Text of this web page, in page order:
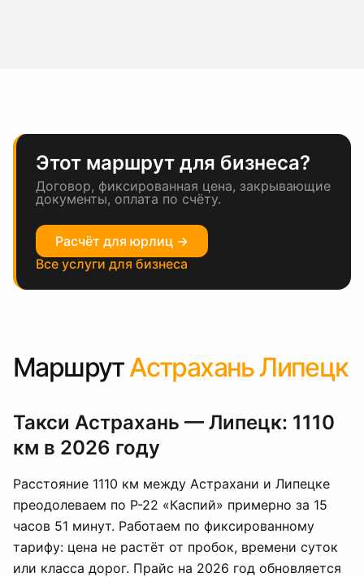
Этот маршрут для бизнеса?
Договор, фиксированная цена, закрывающие
документы, оплата по счёту.
Расчёт для юрлиц →
Все услуги для бизнеса
МаршрутАстрахань Липецк
Такси Астрахань — Липецк: 1110
км в 2026 году
Расстояние 1110 км между Астрахани и Липецке
преодолеваем по Р-22 «Каспий» примерно за 15
часов 51 минут. Работаем по фиксированному
тарифу: цена не растёт от пробок, времени суток
или класса дорог. Прайс на 2026 год обновляется